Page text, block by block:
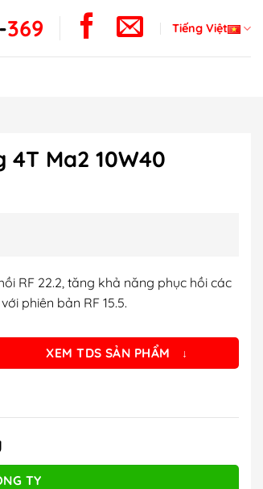
369 Tiếng Việt
Ma2 10W40
RF 22.2, tăng khả năng phục hồi các
phiên bản RF 15.5.
XEM TDS SẢN PHẨM ↓
TY